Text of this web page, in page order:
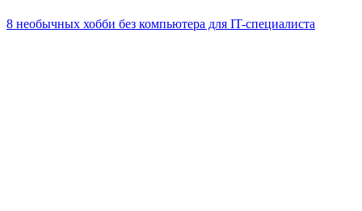
8 необычных хобби без компьютера для IT-специалиста